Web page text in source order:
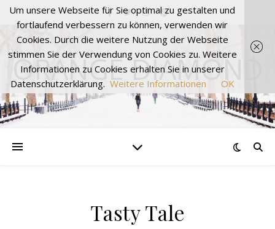
ORANGE DIAMOND
Tasty Tale
Um unsere Webseite für Sie optimal zu gestalten und
fortlaufend verbessern zu können, verwenden wir
Cookies. Durch die weitere Nutzung der Webseite
stimmen Sie der Verwendung von Cookies zu. Weitere
Informationen zu Cookies erhalten Sie in unserer
Datenschutzerklärung. Weitere Informationen OK